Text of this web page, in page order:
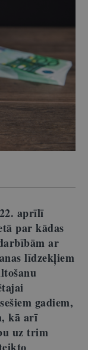
aprīlī
par kādas
ar
līdzekļiem
gadiem,
kā arī
uz trim